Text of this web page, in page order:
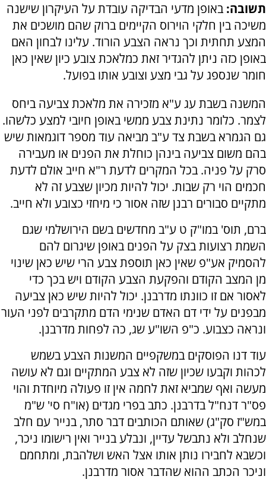
תשובה: באופן מדעי הבדיקה עובדת על העיקרון שישנה
משיכה בין חלקי הוירוס הקיימים ברוק שהם מושכים את
המצע תחתית וכך נראה הצבע הורוד. עלינו לבחון האם
באופן כזה ניתן להגדיר זאת כמלאכת צובע כיון שאין כאן
חומר שנספג על גבי מצע וצובע אותו בפועל.
המשנה בשבת עג ע"א מזכירה את מלאכת צביעה ביחס
לצמר. כלומר נתינת צבע ממשי באופן חיובי למצע כלשהו.
גם הגמרא בשבת צד ע"ב מביאה עוד מספר דוגמאות שיש
בהם משום צביעה בינהן כוחלת את הפנים או מעבירה
סרק על פניה. בכל המקרים לדעת ר"א חייב אולם לדעת
חכמים הוי רק שבות. יכול להיות מכיון שצבע זה לא
מתקיים סבורים רבנן שזה אסור כי מיחזי כצובע ולא חייב.
ברם, תוס' במו"ק ט ע"ב מחדשים בשם הירושלמי שגם
השמת רצועות בצק על הפנים באופן שיגרום להם
להסמיק אע"פ שאין כאן תוספת צבע הרי שיש כאן שינוי
מן המצב הקודם והפקעת הצבע הקודם ויש בכך כדי
לאסור אם זו כוונתו מדרבנן. יכול להיות שיש כאן צביעה
מבפנים על ידי דם האדם שנימי הדם מתקרבים לפני העור
ונראה כצבוע. כ"פ השו"ע שג, כה לפחות מדרבנן.
עוד דנו הפוסקים במשקפיים המשנות הצבע בשמש
לכהות וקבעו שכיון שזה לא צבע המתקיים וגם לא עושה
מעשה ואף שמביא זאת לחמה אין זו פעולה מיוחדת והוי
פס"ר דנח"ל בדרבנן. כתב בפרי מגדים (או"ח סי' ש"מ
במש"ז סק"ג) שאותם הכותבים דבר סתר, בנייר עם חלב
שנחלב ולא נתבשל עדיין, ונבלע בנייר ואין רישומו ניכר,
וכשבא לחבירו נותן אותו אצל האש ושלהבת, ומתחמם
וניכר הכתב ההוא שהדבר אסור מדרבנן.